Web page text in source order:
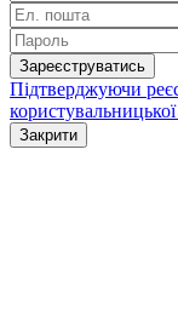
Зареєструватись
Підтверджуючи
Закрити